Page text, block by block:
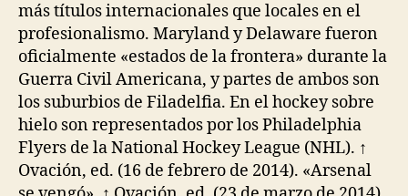
más títulos internacionales que locales en el
profesionalismo. Maryland y Delaware fueron
oficialmente «estados de la frontera» durante la
Guerra Civil Americana, y partes de ambos son
los suburbios de Filadelfia. En el hockey sobre
hielo son representados por los Philadelphia
Flyers de la National Hockey League (NHL). ↑
Ovación, ed. (16 de febrero de 2014). «Arsenal